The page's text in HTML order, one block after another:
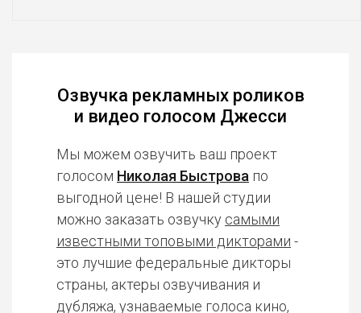
Озвучка рекламных роликов
и видео голосом Джесси
Мы можем озвучить ваш проект
голосом Николая Быстрова по
выгодной цене! В нашей студии
можно заказать озвучку самыми
известными топовыми дикторами -
это лучшие федеральные дикторы
страны, актеры озвучивания и
дубляжа, узнаваемые голоса кино,